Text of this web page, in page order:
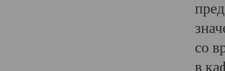
со
в